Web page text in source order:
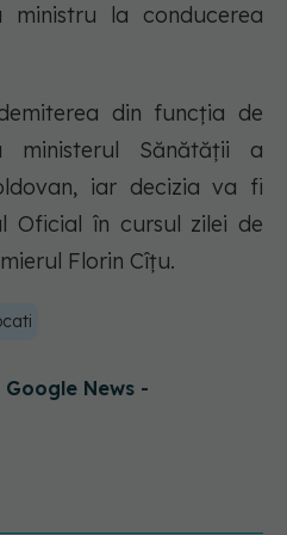
la conducerea
din funcția de
Sănătății a
iar decizia va fi
Oficial în cursul zilei de
Florin Cîțu.
News -